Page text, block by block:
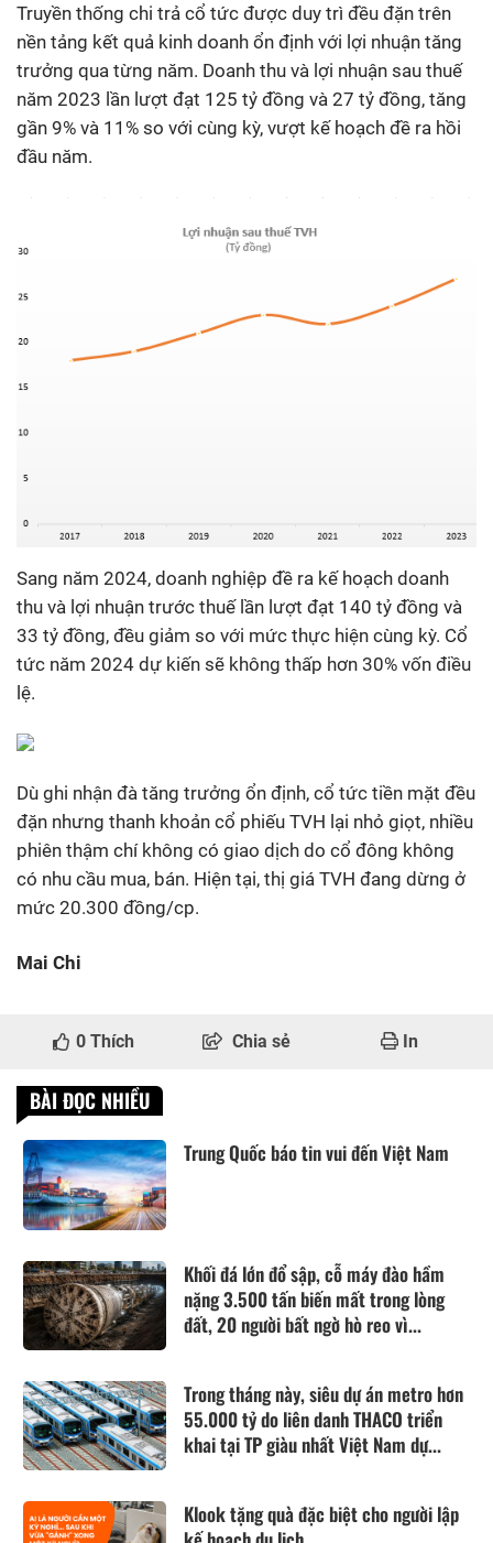
Truyền thống chi trả cổ tức được duy trì đều đặn trên
nền tảng kết quả kinh doanh ổn định với lợi nhuận tăng
trưởng qua từng năm. Doanh thu và lợi nhuận sau thuế
năm 2023 lần lượt đạt 125 tỷ đồng và 27 tỷ đồng, tăng
gần 9% và 11% so với cùng kỳ, vượt kế hoạch đề ra hồi
đầu năm.
Sang năm 2024, doanh nghiệp đề ra kế hoạch doanh
thu và lợi nhuận trước thuế lần lượt đạt 140 tỷ đồng và
33 tỷ đồng, đều giảm so với mức thực hiện cùng kỳ. Cổ
tức năm 2024 dự kiến sẽ không thấp hơn 30% vốn điều
lệ.
Dù ghi nhận đà tăng trưởng ổn định, cổ tức tiền mặt đều
đặn nhưng thanh khoản cổ phiếu TVH lại nhỏ giọt, nhiều
phiên thậm chí không có giao dịch do cổ đông không
có nhu cầu mua, bán. Hiện tại, thị giá TVH đang dừng ở
mức 20.300 đồng/cp.
Mai Chi
0 Thích Chia sẻ In
BÀI ĐỌC NHIỀU
Trung Quốc báo tin vui đến Việt Nam
Khối đá lớn đổ sập, cỗ máy đào hầm
nặng 3.500 tấn biến mất trong lòng
đất, 20 người bất ngờ hò reo vì...
Trong tháng này, siêu dự án metro hơn
55.000 tỷ do liên danh THACO triển
khai tại TP giàu nhất Việt Nam dự...
Klook tặng quà đặc biệt cho người lập